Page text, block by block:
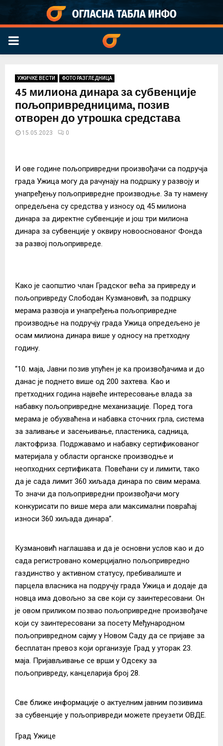
PRIMARY
УЖИЧКЕ ВЕСТИ ФОТО РАЗГЛЕДНИЦА
45 милиона динара за субвенције
пољопривредницима, позив
отворен до утрошка средстава
15.05.2023 0
И ове године пољопривредни произвођачи са подручја
града Ужица могу да рачунају на подршку у развоју и
унапређењу пољопривредне производње. За ту намену
опредељена су средства у износу од 45 милиона
динара за директне субвенције и још три милиона
динара за субвенције у оквиру новооснованог Фонда
за развој пољопривреде.
Како је саопштио члан Градског већа за привреду и
пољопривреду Слободан Кузмановић, за подршку
мерама развоја и унапређења пољопривредне
производње на подручју града Ужица опредељено је
осам милиона динара више у односу на претходну
годину.
“10. маја, Јавни позив упућен је ка произвођачима и до
данас је поднето више од 200 захтева. Као и
претходних година највеће интересовање влада за
набавку пољопривредне механизације. Поред тога
мерама је обухваћена и набавка сточних грла, система
за заливање и засењивање, пластеника, садница,
лактофриза. Подржавамо и набавку сертификованог
материјала у области органске производње и
неопходних сертификата. Повећани су и лимити, тако
да је сада лимит 360 хиљада динара по свим мерама.
То значи да пољопривредни произвођачи могу
конкурисати по више мера али максимални повраћај
износи 360 хиљада динара”.
Кузмановић наглашава и да је основни услов као и до
сада регистровано комерцијално пољопривредно
газдинство у активном статусу, пребивалиште и
парцела власника на подручју града Ужица и додаје да
новца има довољно за све који су заинтересовани. Он
је овом приликом позвао пољопривредне произвођаче
који су заинтересовани за посету Међународном
пољопривредном сајму у Новом Саду да се пријаве за
бесплатан превоз који организује Град у уторак 23.
маја. Пријављивање се врши у Одсеку за
пољопривреду, канцеларија број 28.
Све ближе информације о актуелним јавним позивима
за субвенције у пољопривреди можете преузети ОВДЕ.
Град Ужице